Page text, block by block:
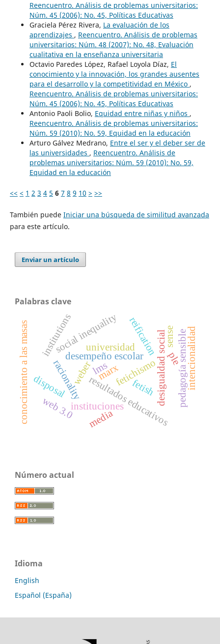
Reencuentro. Análisis de problemas universitarios:
Núm. 45 (2006): No. 45, Políticas Educativas
Graciela Pérez Rivera, La evaluación de los
aprendizajes , Reencuentro. Análisis de problemas
universitarios: Núm. 48 (2007): No. 48, Evaluación
cualitativa en la enseñanza universitaria
Octavio Paredes López, Rafael Loyola Díaz, El
conocimiento y la innovación, los grandes ausentes
para el desarrollo y la competitividad en México ,
Reencuentro. Análisis de problemas universitarios:
Núm. 45 (2006): No. 45, Políticas Educativas
Antonio Paoli Bolio, Equidad entre niñas y niños ,
Reencuentro. Análisis de problemas universitarios:
Núm. 59 (2010): No. 59, Equidad en la educación
Arturo Gálvez Medrano, Entre el ser y el deber ser de
las universidades , Reencuentro. Análisis de
problemas universitarios: Núm. 59 (2010): No. 59,
Equidad en la educación
<< < 1 2 3 4 5 6 7 8 9 10 > >>
También puede Iniciar una búsqueda de similitud avanzada
para este artículo.
Enviar un artículo
Palabras clave
universidad
fetichismo
resultados educativos
desempeño escolar
social inequality desigualdad social
racionalityweber
institutions
instituciones
fetish
disposal
reification
marx
media
ple
lms
web 3.0
pedagogía sensible
conocimiento a las masas sense intencionalidad
Número actual
Idioma
English
Español (España)